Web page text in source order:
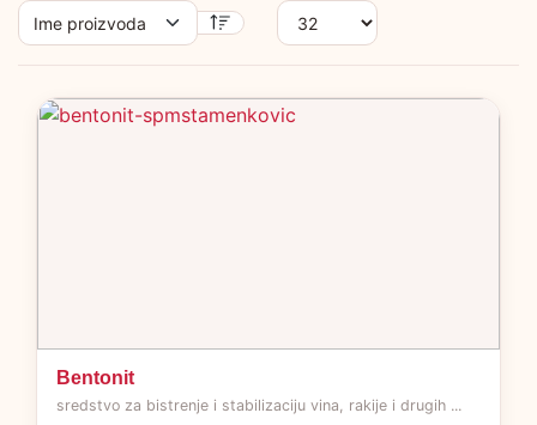
Bentonit
sredstvo za bistrenje i stabilizaciju vina, rakije i drugih ...